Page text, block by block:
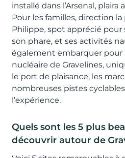
installé dans l’Arsenal, plaira
Pour les familles, direction
Philippe, spot apprécié pour
son phare, et ses activités
également embarquer pour
nucléaire de Gravelines,
le port de plaisance, les
nombreuses pistes
l’expérience.
Quels sont les 5 plus
découvrir autour de